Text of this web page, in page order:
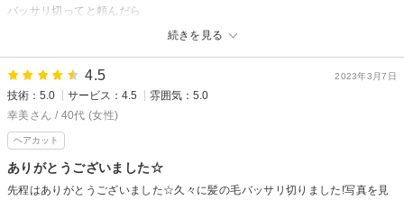
う髪型に仕上げていただいたこと本当に嬉しく思います。ありがとうござい
スタート美容室からの返信
高評価の口コミ投稿ありがとうございます。1950年創業の当店は東京から
帰省した2代目オーナーが引き継いで20年が過ぎました、SNS社会の情報
には実際に訪問しなければわからない部分があり、その中で実際の雰囲気
客様に気分よくその日が過ごせるように接客していきたいと思います。最
後にお仕事通勤等大変でしょうがご自分たちの夢に向かって突き進んで行
続きを見る
バッサリ切ってと頼んだら
お店も年季は感じますが、
スッキリ片付いていて
好感が持てました。
店員さんが朗らかで話しやすくて
最後に「また来てね」って言ってもらえて嬉しかったです。
2023年3月7日
4.5
技術：5.0 サービス：4.5
雰囲気：5.0
幸美さん / 40代 (女性)
ヘアカット
ありがとうございました☆
先程はありがとうございました☆久々に髪の毛バッサリ切りました!写真を見